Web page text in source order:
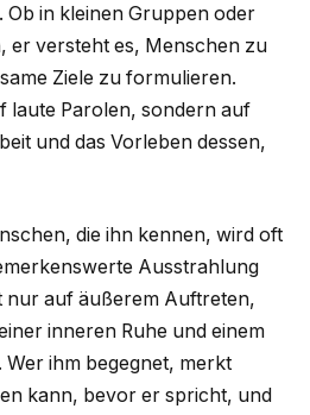
in kleinen Gruppen oder
er versteht es, Menschen zu
Ziele zu formulieren.
laute Parolen, sondern auf
und das Vorleben dessen,
die ihn kennen, wird oft
Ausstrahlung
nur auf äußerem Auftreten,
inneren Ruhe und einem
Wer ihm begegnet, merkt
kann, bevor er spricht, und